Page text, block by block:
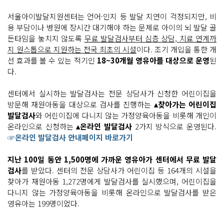
서울아이발달지원센터는 언어·인지 등 발달 지연이 걱정되지만, 비
용 부담이나 병원에 장시간 대기해야 하는 문제로 아이의 뇌 발달 골
든타임을 놓치지 않도록 무료 발달검사부터 심층 상담, 치료 연계까
지 원스톱으로 지원하는 전국 최초의 시설이다. 조기 개입을 통한 개
선 효과를 볼 수 있는 적기인 18~30개월 영유아를 대상으로 운영된
다.
센터에서 실시하는 발달검사는 전문 상담사가 신청한 어린이집을
방문해 재원아동을 대상으로 검사를 진행하는 ▴찾아가는 어린이집
발달검사와 어린이집에 다니지 않는 가정양육아동을 비롯해 개인이
온라인으로 신청하는▴온라인 발달검사 2가지 방식으로 운영된다.
☞온라인 발달검사 안내페이지 바로가기
지난 100일 동안 1,500명에 가까운 영유아가 센터에서 무료 발달
검사를 받았다. 센터의 전문 상담사가 어린이집 등 164개의 시설을
찾아가 재원아동 1,272명에게 발달검사를 실시했으며, 어린이집을
다니지 않는 가정양육아동을 비롯해 온라인으로 발달검사를 받은
영유아는 199명이었다.